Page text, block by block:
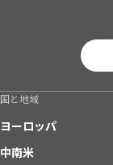
国と地域
ヨーロッパ
中南米